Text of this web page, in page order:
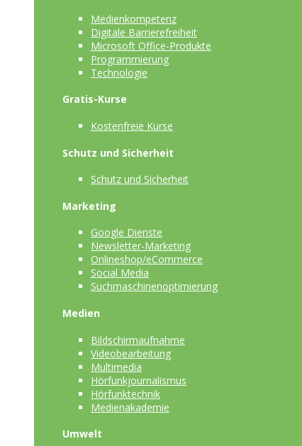
Medienkompetenz
Digitale Barrierefreiheit
Microsoft Office-Produkte
Programmierung
Technologie
Gratis-Kurse
Kostenfreie Kurse
Schutz und Sicherheit
Schutz und Sicherheit
Marketing
Google Dienste
Newsletter-Marketing
Onlineshop/eCommerce
Social Media
Suchmaschinenoptimierung
Medien
Bildschirmaufnahme
Videobearbeitung
Multimedia
Hörfunkjournalismus
Hörfunktechnik
Medienakademie
Umwelt